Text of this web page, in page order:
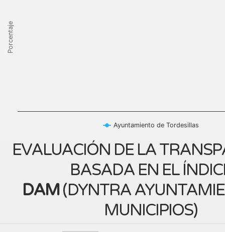
Porcentaje
Ayuntamiento de Tordesillas
EVALUACIÓN DE LA
BASADA EN EL
DAM(DYNTRA
MUNICIPIOS)